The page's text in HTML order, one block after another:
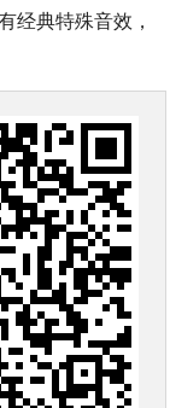
经典特殊音效，